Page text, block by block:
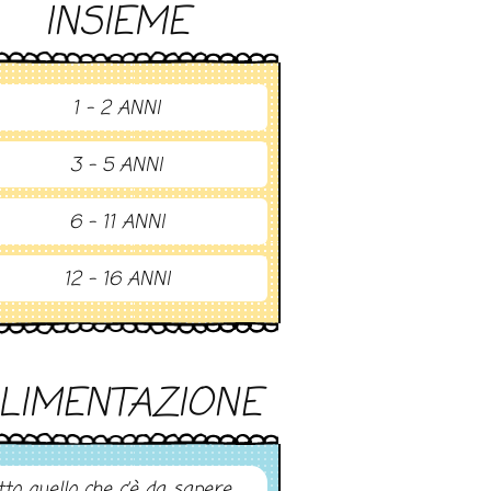
INSIEME
1 - 2 ANNI
3 - 5 ANNI
6 - 11 ANNI
12 - 16 ANNI